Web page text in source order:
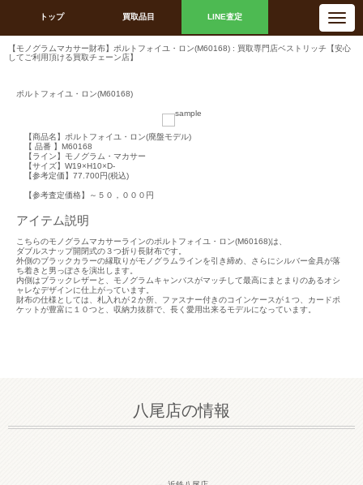
トップ 買取品目 LINE査定
N
a
v
i
g
【モノグラムマカサー財布】ポルトフォイユ・ロン(M60168) : 買取専門店ベストリッチ【安心
してご利用頂ける買取チェーン店】
ポルトフォイユ・ロン(M60168)
【商品名】ポルトフォイユ・ロン(廃盤モデル)
【 品番 】M60168
【ライン】モノグラム・マカサー
【サイズ】W19×H10×D-
【参考定価】77.700円(税込)
【参考査定価格】～５０，０００円
アイテム説明
こちらのモノグラムマカサーラインのポルトフォイユ・ロン(M60168)は、
ダブルスナップ開閉式の３つ折り長財布です。
外側のブラックカラーの縁取りがモノグラムラインを引き締め、さらにシルバー金具が落
ち着きと男っぽさを演出します。
内側はブラックレザーと、モノグラムキャンバスがマッチして最高にまとまりのあるオシ
ャレなデザインに仕上がっています。
財布の仕様としては、札入れが２か所、ファスナー付きのコインケースが１つ、カードポ
ケットが豊富に１０つと、収納力抜群で、長く愛用出来るモデルになっています。
八尾店の情報